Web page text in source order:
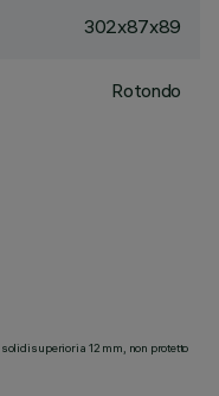
302x87x89
Rotondo
superiori a 12 mm, non protetto